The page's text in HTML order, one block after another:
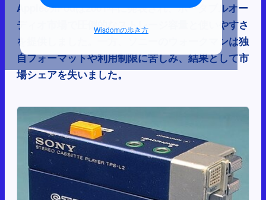
Wisdomの歩き方
AppleのiPodは2001年に発表され、ポータブルオー
ディオ市場で圧倒的なストレージ容量と使いやすさ
を提供しました。一方、ソニーのウォークマンは独
自フォーマットや利用制限に苦しみ、結果として市
場シェアを失いました。